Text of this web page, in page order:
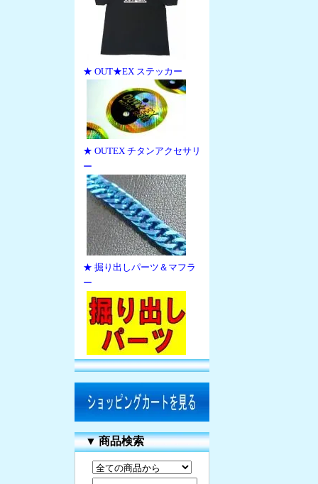
★ OUT★EX ステッカー
★ OUTEX チタンアクセサリ
ー
★ 掘り出しパーツ＆マフラ
ー
▼商品検索